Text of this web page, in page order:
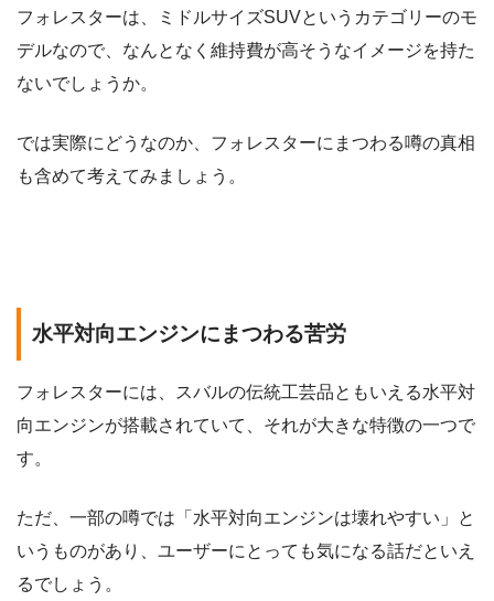
フォレスターは、ミドルサイズSUVというカテゴリーのモ
デルなので、なんとなく維持費が高そうなイメージを持た
ないでしょうか。
では実際にどうなのか、フォレスターにまつわる噂の真相
も含めて考えてみましょう。
水平対向エンジンにまつわる苦労
フォレスターには、スバルの伝統工芸品ともいえる水平対
向エンジンが搭載されていて、それが大きな特徴の一つで
す。
ただ、一部の噂では「水平対向エンジンは壊れやすい」と
いうものがあり、ユーザーにとっても気になる話だといえ
るでしょう。